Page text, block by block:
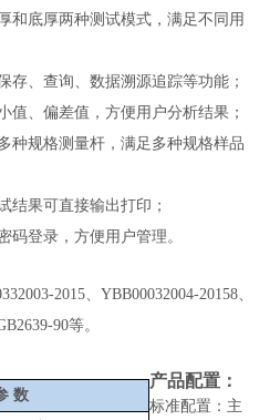
和底厚两种测试模式，满足不同用
存、查询、数据溯源追踪等功能；
值、偏差值，方便用户分析结果；
种规格测量杆，满足多种规格样品
结果可直接输出打印；
码登录，方便用户管理。
2015、YBB00032004-20158、
90等。
数
产品配置：
标准配置：主